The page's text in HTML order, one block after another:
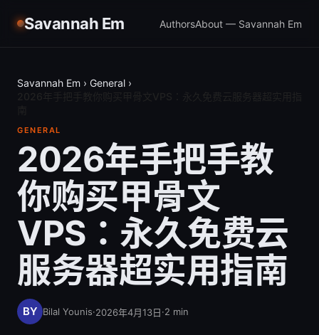
Savannah Em AuthorsAbout — Savannah Em
Savannah Em › General ›
GENERAL
2026年手把手教
你购买甲骨文
VPS：永久免费云
服务器超实用指南
Bilal Younis·2026年4月13日·2 min